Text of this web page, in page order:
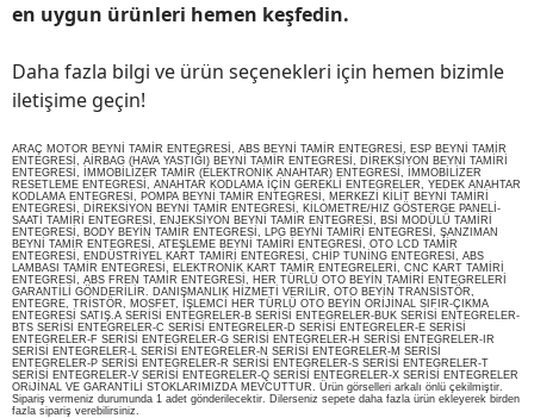
en uygun ürünleri hemen keşfedin.
Daha fazla bilgi ve ürün seçenekleri için hemen bizimle
iletişime geçin!
ARAÇ MOTOR BEYNİ TAMİR ENTEGRESİ, ABS BEYNİ TAMİR ENTEGRESİ, ESP BEYNİ TAMİR
ENTEGRESİ, AİRBAG (HAVA YASTIĞI) BEYNİ TAMİR ENTEGRESİ, DİREKSİYON BEYNİ TAMİRİ
ENTEGRESİ, İMMOBİLİZER TAMİR (ELEKTRONİK ANAHTAR) ENTEGRESİ, İMMOBİLİZER
RESETLEME ENTEGRESİ, ANAHTAR KODLAMA İÇİN GEREKLİ ENTEGRELER, YEDEK ANAHTAR
KODLAMA ENTEGRESİ, POMPA BEYNİ TAMİR ENTEGRESİ, MERKEZİ KİLİT BEYNİ TAMİRİ
ENTEGRESİ, DİREKSİYON BEYNİ TAMİR ENTEGRESİ, KİLOMETRE/HIZ GÖSTERGE PANELİ-
SAATİ TAMİRİ ENTEGRESİ, ENJEKSİYON BEYNİ TAMİR ENTEGRESİ, BSİ MODÜLÜ TAMİRİ
ENTEGRESİ, BODY BEYİN TAMİR ENTEGRESİ, LPG BEYNİ TAMİRİ ENTEGRESİ, ŞANZIMAN
BEYNİ TAMİR ENTEGRESİ, ATEŞLEME BEYNİ TAMİRİ ENTEGRESİ, OTO LCD TAMİR
ENTEGRESİ, ENDÜSTRİYEL KART TAMİRİ ENTEGRESİ, CHİP TUNİNG ENTEGRESİ, ABS
LAMBASI TAMİR ENTEGRESİ, ELEKTRONİK KART TAMİR ENTEGRELERİ, CNC KART TAMİRİ
ENTEGRESİ, ABS FREN TAMİR ENTEGRESİ, HER TÜRLÜ OTO BEYİN TAMİRİ ENTEGRELERİ
GARANTİLİ GÖNDERİLİR. DANIŞMANLIK HİZMETİ VERİLİR, OTO BEYİN TRANSİSTÖR,
ENTEGRE, TRİSTÖR, MOSFET, İŞLEMCİ HER TÜRLÜ OTO BEYİN ORİJİNAL SIFIR-ÇIKMA
ENTEGRESİ SATIŞ.A SERİSİ ENTEGRELER-B SERİSİ ENTEGRELER-BUK SERİSİ ENTEGRELER-
BTS SERİSİ ENTEGRELER-C SERİSİ ENTEGRELER-D SERİSİ ENTEGRELER-E SERİSİ
ENTEGRELER-F SERİSİ ENTEGRELER-G SERİSİ ENTEGRELER-H SERİSİ ENTEGRELER-IR
SERİSİ ENTEGRELER-L SERİSİ ENTEGRELER-N SERİSİ ENTEGRELER-M SERİSİ
ENTEGRELER-P SERİSİ ENTEGRELER-R SERİSİ ENTEGRELER-S SERİSİ ENTEGRELER-T
SERİSİ ENTEGRELER-V SERİSİ ENTEGRELER-Q SERİSİ ENTEGRELER-X SERİSİ ENTEGRELER
ORiJİNAL VE GARANTİLİ STOKLARIMIZDA MEVCUTTUR. Ürün görselleri arkalı önlü çekilmiştir.
Sipariş vermeniz durumunda 1 adet gönderilecektir. Dilerseniz sepete daha fazla ürün ekleyerek birden
fazla sipariş verebilirsiniz.